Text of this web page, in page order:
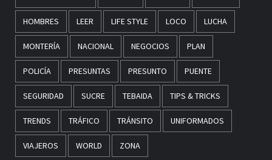
HOMBRES LEER LIFE STYLE LOCO LUCHA
MONTERÍA NACIONAL NEGOCIOS PLAN
POLICÍA PRESUNTAS PRESUNTO PUENTE
SEGURIDAD SUCRE TEBAIDA TIPS & TRICKS
TRENDS TRÁFICO TRÁNSITO UNIFORMADOS
VIAJEROS WORLD ZONA